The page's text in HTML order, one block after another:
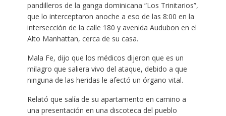
pandilleros de la ganga dominicana “Los Trinitarios”,
que lo interceptaron anoche a eso de las 8:00 en la
intersección de la calle 180 y avenida Audubon en el
Alto Manhattan, cerca de su casa.
Mala Fe, dijo que los médicos dijeron que es un
milagro que saliera vivo del ataque, debido a que
ninguna de las heridas le afectó un órgano vital.
Relató que salía de su apartamento en camino a
una presentación en una discoteca del pueblo